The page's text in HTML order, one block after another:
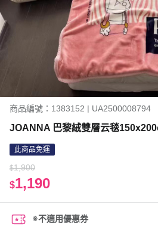
商品編號：1383152 | UA2500008794
JOANNA 巴黎絨雙層云毯
此商品免運
$1,900
$1,190
※不適用優惠券